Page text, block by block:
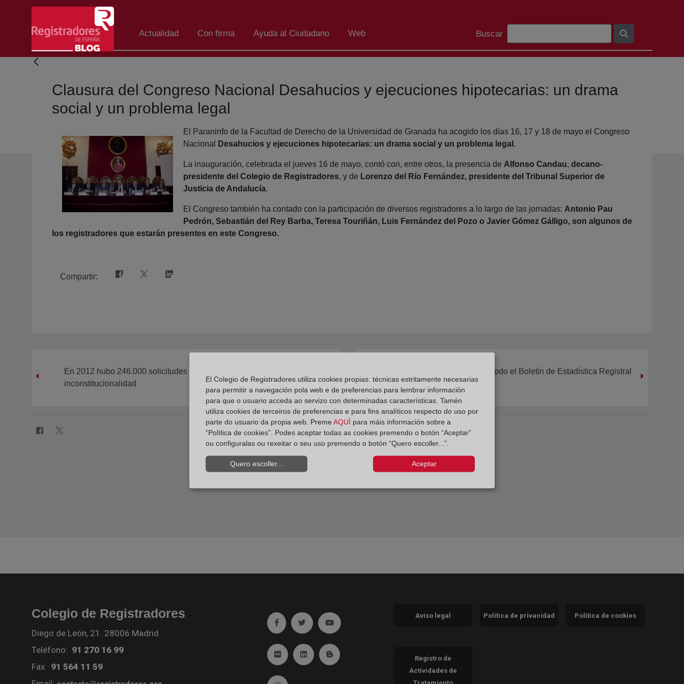
Skip to Main Content
Actualidad Con firma Ayuda al Ciudadano Web
Barra de busca
Buscar
Clausura del Congreso Nacional Desahucios y ejecuciones hipotecarias: un drama
social y un problema legal
El Paraninfo de la Facultad de Derecho de la Universidad de Granada ha acogido los días 16, 17 y 18 de mayo el Congreso
Nacional
Desahucios y ejecuciones hipotecarias: un drama social y un problema legal.
La inauguración, celebrada el jueves 16 de mayo, contó con, entre otros, la presencia de Alfonso Candau, decano-
presidente del Colegio de Registradores, y de Lorenzo del Río Fernández, presidente del Tribunal Superior de
Justicia de Andalucía.
El Congreso también ha contado con la participación de diversos registradores a lo largo de las jornadas: Antonio Pau
Pedrón, Sebastián del Rey Barba, Teresa Touriñán, Luis Fernández del Pozo o Javier Gómez Gálligo, son algunos de
los registradores que estarán presentes en este Congreso.
Compartir:
En 2012 hubo 246.000 solicitudes de interposición de recursos de
inconstitucionalidad
Lee todo el Boletín de Estadística Registral
Colegio de Registradores
Diego de León, 21. 28006 Madrid
Teléfono: 91 270 16 99
Fax: 91 564 11 59
Ir a facebook (abre en ventana nueva)
Ir a twitter (abre en ventana nueva)
Ir a YouTube (abre en ventana nueva)
Ir a Flickr (abre en ventana nueva)
Ir a Linkedin (abre en ventana nueva)
Ir al Blog (abre en ventana nueva)
Aviso legal Política de privacidad Política de cookies
Registro de
Actividades de
El Colegio de Registradores utiliza cookies propias: técnicas estritamente necesarias
para permitir a navegación pola web e de preferencias para lembrar información
para que o usuario acceda ao servizo con determinadas características. Tamén
utiliza cookies de terceiros de preferencias e para fins analíticos respecto do uso por
parte do usuario da propia web. Preme AQUÍ para máis información sobre a
“Política de cookies”. Podes aceptar todas as cookies premendo o botón “Aceptar”
ou configuralas ou rexeitar o seu uso premendo o botón “Quero escoller...”.
Quero escoller... Aceptar